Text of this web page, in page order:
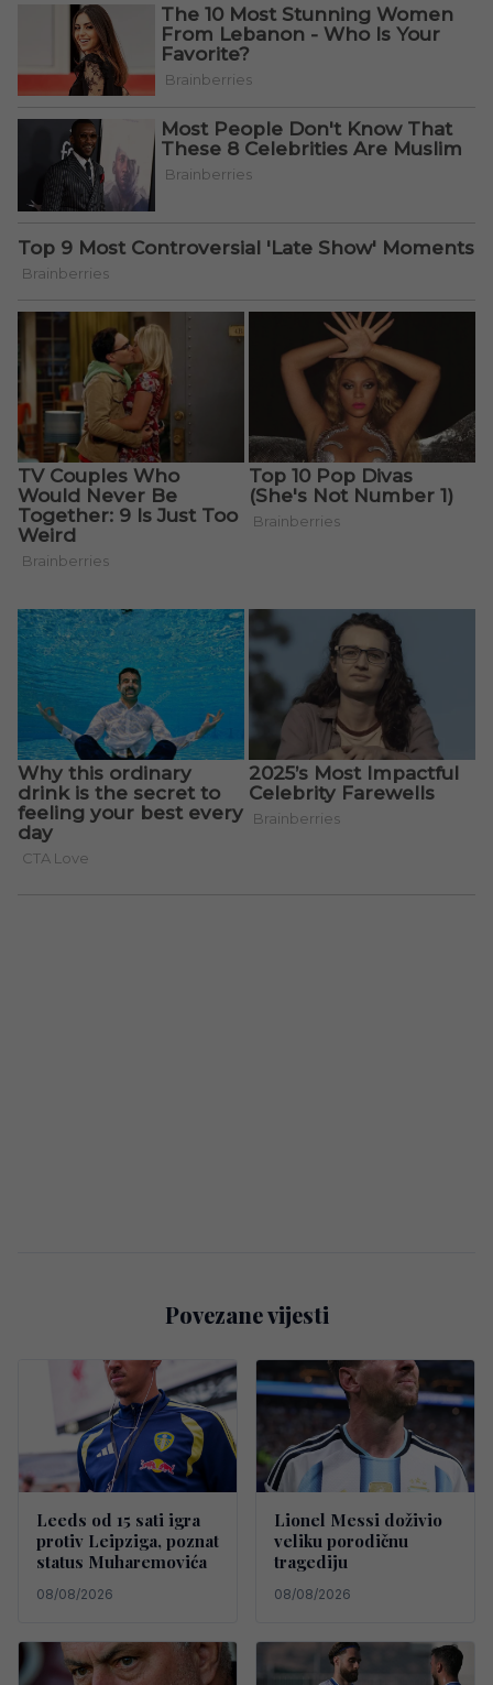
Povezane vijesti
Leeds od 15 sati igra
protiv Leipziga, poznat
status Muharemovića
08/08/2026
Lionel Messi doživio
veliku porodičnu
tragediju
08/08/2026